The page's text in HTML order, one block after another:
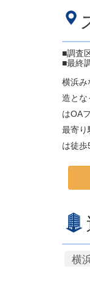
■調査
■最終
横浜み
造とな
はOA
最寄り
は徒歩
横